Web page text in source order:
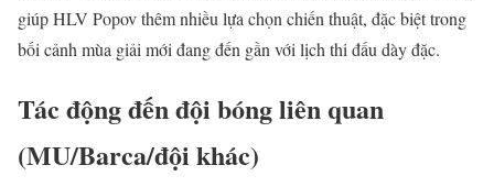
giúp HLV Popov thêm nhiều lựa chọn chiến thuật, đặc biệt trong
bối cảnh mùa giải mới đang đến gần với lịch thi đấu dày đặc.
Tác động đến đội bóng liên quan
(MU/Barca/đội khác)